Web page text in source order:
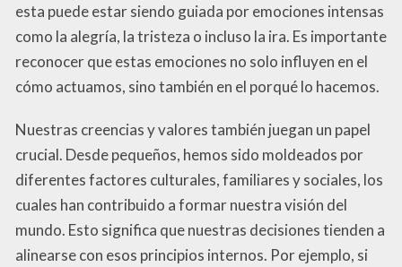
esta puede estar siendo guiada por emociones intensas
como la alegría, la tristeza o incluso la ira. Es importante
reconocer que estas emociones no solo influyen en el
cómo actuamos, sino también en el porqué lo hacemos.
Nuestras creencias y valores también juegan un papel
crucial. Desde pequeños, hemos sido moldeados por
diferentes factores culturales, familiares y sociales, los
cuales han contribuido a formar nuestra visión del
mundo. Esto significa que nuestras decisiones tienden a
alinearse con esos principios internos. Por ejemplo, si